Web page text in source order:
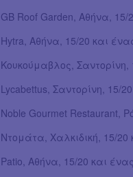
GB Roof Garden, Αθήνα,
Hytra, Αθήνα, 15/20 και
Κουκούμαβλος,
Lycabettus, Σαντορίνη, 15/
Noble Gourmet Restaurant,
Ντομάτα, Χαλκιδική, 15/
Patio, Αθήνα, 15/20 και